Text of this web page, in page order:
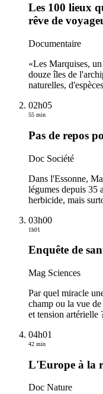
Les 100 lieux
rêve de
Documentaire
«Les Marquises,
douze îles de
naturelles,
02h05
55 min
Pas de repos
Doc Société
Dans l'Essonne,
légumes depuis 35
herbicide, mais
03h00
1h01
Enquête de
Mag Sciences
Par quel miracle
champ ou la vue
et tension artérielle
04h01
42 min
L'Europe à la
Doc Nature